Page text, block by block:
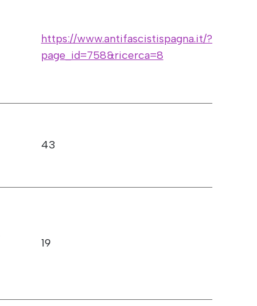
https://www.antifascistispagna.it/?
page_id=758&ricerca=8
43
19